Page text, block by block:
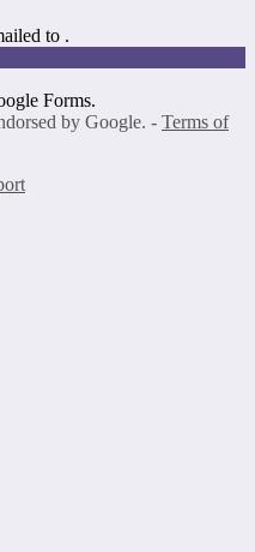
to .
Forms.
by Google. - Terms of